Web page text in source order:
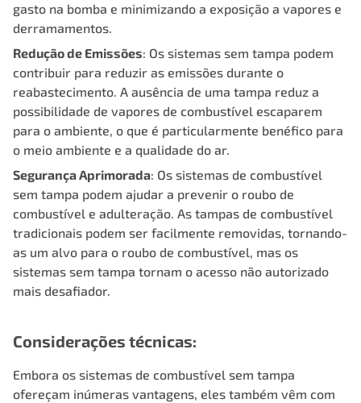
gasto na bomba e minimizando a exposição a vapores e
derramamentos.
Redução de Emissões: Os sistemas sem tampa podem
contribuir para reduzir as emissões durante o
reabastecimento. A ausência de uma tampa reduz a
possibilidade de vapores de combustível escaparem
para o ambiente, o que é particularmente benéfico para
o meio ambiente e a qualidade do ar.
Segurança Aprimorada: Os sistemas de combustível
sem tampa podem ajudar a prevenir o roubo de
combustível e adulteração. As tampas de combustível
tradicionais podem ser facilmente removidas, tornando-
as um alvo para o roubo de combustível, mas os
sistemas sem tampa tornam o acesso não autorizado
mais desafiador.
Considerações técnicas:
Embora os sistemas de combustível sem tampa
ofereçam inúmeras vantagens, eles também vêm com